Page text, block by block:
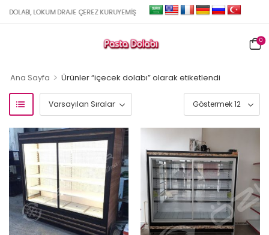
LOKUM DRAJE ÇEREZ KURUYEMIŞ TATLI BAKLAVA DOLAPLARI İMALAT VE SATIŞ
0
Ana Sayfa > Ürünler “içecek dolabı” olarak etiketlendi